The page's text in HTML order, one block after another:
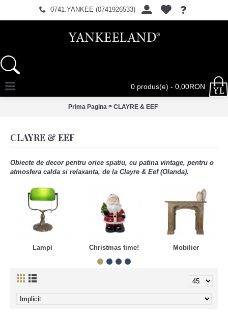
0741.YANKEE (0741926533)
0 produs(e) - 0,00RON
Prima Pagina > CLAYRE & EEF
CLAYRE & EEF
Obiecte de decor pentru orice spatiu, cu patina vintage, pentru o
atmosfera calda si relaxanta, de la Clayre & Eef (Olanda).
Lampi Christmas time! Mobilier